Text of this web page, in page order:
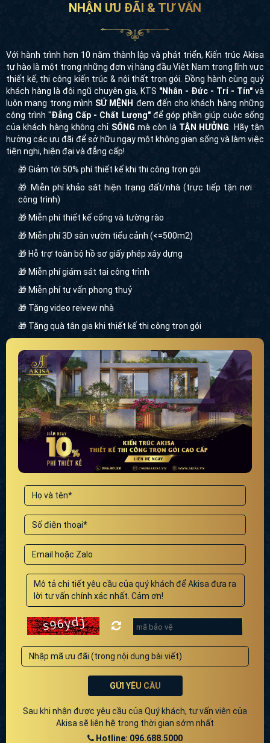
NHẬN ƯU ĐÃI & TƯ VẤN
Với hành trình hơn 10 năm thành lập và phát triển, Kiến trúc Akisa
tự hào là một trong những đơn vị hàng đầu Việt Nam trong lĩnh vực
thiết kế, thi công kiến trúc & nội thất trọn gói. Đồng hành cùng quý
khách hàng là đội ngũ chuyên gia, KTS "Nhân - Đức - Trí - Tín" và
luôn mang trong mình SỨ MỆNH đem đến cho khách hàng những
công trình "Đẳng Cấp - Chất Lượng"để góp phần giúp cuộc sống
của khách hàng không chỉ SỐNG mà còn là TẬN HƯỞNG. Hãy tận
hưởng các ưu đãi để sở hữu ngay một không gian sống và làm việc
tiện nghi, hiện đại và đẳng cấp!
🎁 Giảm tới 50% phí thiết kế khi thi công trọn gói
🎁 Miễn phí khảo sát hiện trạng đất/nhà (trực tiếp tận nơi
công trình)
🎁 Miễn phí thiết kế cổng và tường rào
🎁 Miễn phí 3D sân vườn tiểu cảnh (<=500m2)
🎁 Hỗ trợ toàn bộ hồ sơ giấy phép xây dựng
🎁 Miễn phí giám sát tại công trình
🎁 Miễn phí tư vấn phong thuỷ
🎁 Tặng video reivew nhà
🎁 Tặng quà tân gia khi thiết kế thi công trọn gói
GỬI YÊU CẦU
Sau khi nhận được yêu cầu của Quý khách, tư vấn viên của
Akisa sẽ liên hệ trong thời gian sớm nhất
Hotline: 096.688.5000